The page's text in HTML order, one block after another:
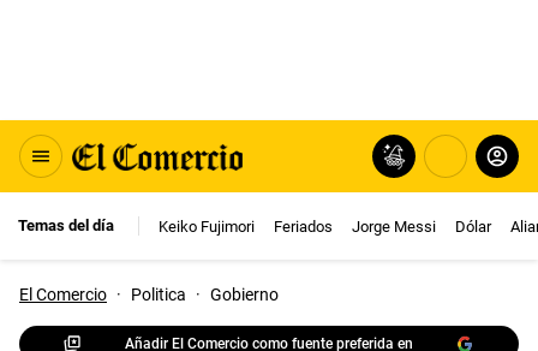
Temas del día Keiko Fujimori Feriados Jorge Messi Dólar
El Comercio · Politica · Gobierno
Añadir El Comercio como fuente preferida en